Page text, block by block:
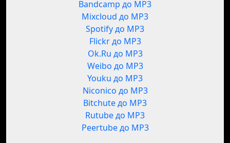
Bandcamp до MP3
Mixcloud до MP3
Spotify до MP3
Flickr до MP3
Ok.Ru до MP3
Weibo до MP3
Youku до MP3
Niconico до MP3
Bitchute до MP3
Rutube до MP3
Peertube до MP3